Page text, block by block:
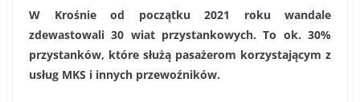
W Krośnie od początku 2021 roku wandale
zdewastowali 30 wiat przystankowych. To ok. 30%
przystanków, które służą pasażerom korzystającym z
usług MKS i innych przewoźników.